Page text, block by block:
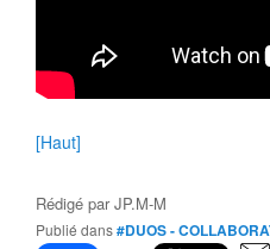
[Haut]
Rédigé parJP.M-M
Publié dans#DUOS -